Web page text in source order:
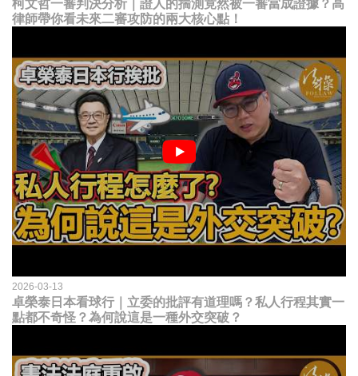
柯文哲一審判決分析｜證人的揣測竟然被一審當成證據？高
律師帶你看未來二審攻防的兩大核心點！
2026-03-13
卓榮泰日本看球行｜立委的批評有道理嗎？私人行程其實一
點都不奇怪？為何說這是一種外交突破？